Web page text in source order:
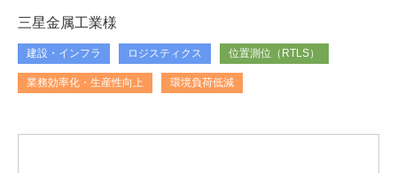
三星金属工業様
建設・インフラ ロジスティクス 位置測位（RTLS）
業務効率化・生産性向上 環境負荷低減